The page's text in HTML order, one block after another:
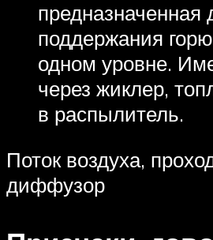
предназначенная
поддержания
одном уровне.
через жиклер,
в распылитель.
Поток воздуха,
диффузор